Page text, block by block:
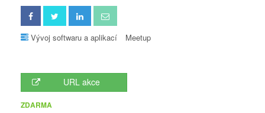
Vývoj softwaru a aplikací Meetup
URL akce
ZDARMA